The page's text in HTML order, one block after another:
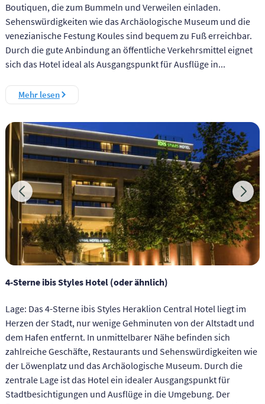
Boutiquen, die zum Bummeln und Verweilen einladen.
Sehenswürdigkeiten wie das Archäologische Museum und die
venezianische Festung Koules sind bequem zu Fuß erreichbar.
Durch die gute Anbindung an öffentliche Verkehrsmittel eignet
sich das Hotel ideal als Ausgangspunkt für Ausflüge in...
Mehr lesen
4-Sterne ibis Styles Hotel (oder ähnlich)
Lage: Das 4-Sterne ibis Styles Heraklion Central Hotel liegt im
Herzen der Stadt, nur wenige Gehminuten von der Altstadt und
dem Hafen entfernt. In unmittelbarer Nähe befinden sich
zahlreiche Geschäfte, Restaurants und Sehenswürdigkeiten wie
der Löwenplatz und das Archäologische Museum. Durch die
zentrale Lage ist das Hotel ein idealer Ausgangspunkt für
Stadtbesichtigungen und Ausflüge in die Umgebung. Der